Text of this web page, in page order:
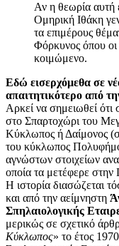
Αν η θεωρία αυτή
Ομηρική Ιθάκη
τα επιμέρους
Φόρκυνος όπου
κοιμώμενο.
Εδώ εισερχόμεθα σε
απαιτητικότερο από
Αρκεί να σημειωθεί
στο Σπαρτοχώρι του
Κύκλωπος ή Δαίμονος
του κύκλωπος
αγνώστων στοιχείων
οποία τα μετέφερε στην
Η ιστορία διασώζεται
και από την αείμνηστη
Σπηλαιολογικής
μερικώς σε σχετικό
Κύκλωπος» το έτος